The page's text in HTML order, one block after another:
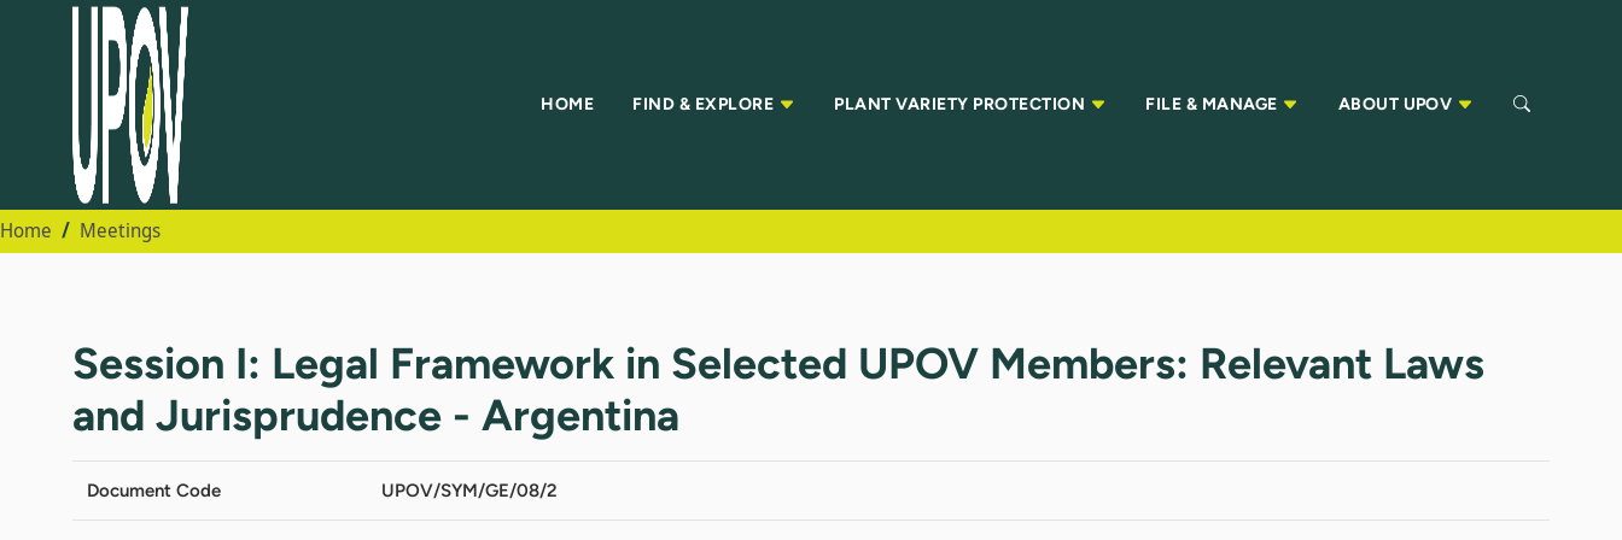
HOME FIND & EXPLORE PLANT VARIETY PROTECTION FILE & MANAGE ABOUT UPOV
Home Meetings
Session I: Legal Framework in Selected UPOV Members: Relevant Laws
and Jurisprudence - Argentina
Document Code UPOV/SYM/GE/08/2